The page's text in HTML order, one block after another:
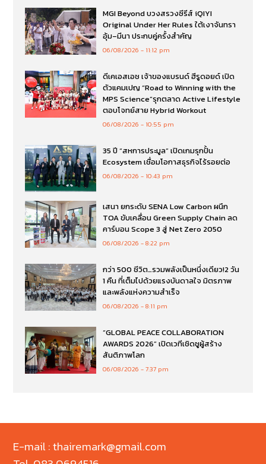
MGI Beyond บวงสรวงซีรีส์ iQIYI
Original Under Her Rules ใต้เงาจันทรา
อุ้ม–มีนา ประกบคู่ครั้งสำคัญ
06/08/2026 11:12 pm
ดีเคเอสเอช เจ้าของแบรนด์ ฮีรูดอยด์ เปิด
ตัวแคมเปญ “Road to Winning with the
MPS Science”รุกตลาด Active Lifestyle
ตอบโจทย์สาย Hybrid Workout
06/08/2026 10:55 pm
35 ปี “สหการประมูล” เปิดเกมรุกปั้น
Ecosystem เชื่อมโอกาสธุรกิจไร้รอยต่อ
06/08/2026 10:43 pm
เสนา ยกระดับ SENA Low Carbon ผนึก
TOA ขับเคลื่อน Green Supply Chain ลด
คาร์บอน Scope 3 สู่ Net Zero 2050
06/08/2026 8:22 pm
กว่า 500 ชีวิต…รวมพลังเป็นหนึ่งเดียว!2 วัน
1 คืน ที่เต็มไปด้วยแรงบันดาลใจ มิตรภาพ
และพลังแห่งความสำเร็จ
06/08/2026 8:11 pm
“GLOBAL PEACE COLLABORATION
AWARDS 2026” เปิดเวทีเชิดชูผู้สร้าง
สันติภาพโลก
06/08/2026 7:37 pm
E-mail : thairemark@gmail.com